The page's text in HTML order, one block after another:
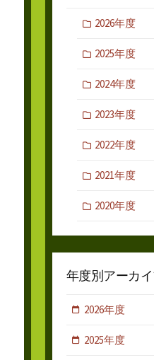
2026年度
2025年度
2024年度
2023年度
2022年度
2021年度
2020年度
年度別アーカ
2026年度
2025年度